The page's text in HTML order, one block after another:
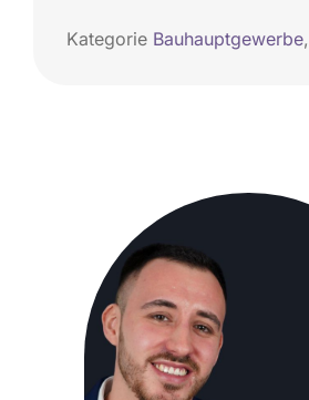
Kategorie Bauhauptgewerbe,